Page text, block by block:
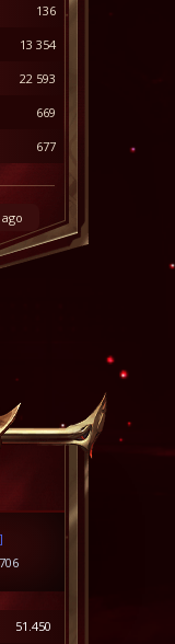
136
13 354
22 593
669
677
51.450